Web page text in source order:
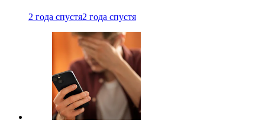
2 года спустя2 года спустя